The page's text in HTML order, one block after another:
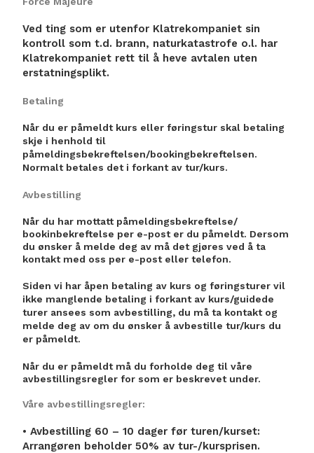
Ved ting som er utenfor Klatrekompaniet sin
kontroll som t.d. brann, naturkatastrofe o.l. har
Klatrekompaniet rett til å heve avtalen uten
erstatningsplikt.
Betaling
Når du er påmeldt kurs eller føringstur skal betaling
skje i henhold til
påmeldingsbekreftelsen/bookingbekreftelsen.
Normalt betales det i forkant av tur/kurs.
Avbestilling
Når du har mottatt påmeldingsbekreftelse/
bookinbekreftelse per e-post er du påmeldt. Dersom
du ønsker å melde deg av må det gjøres ved å ta
kontakt med oss per e-post eller telefon.
Siden vi har åpen betaling av kurs og føringsturer vil
ikke manglende betaling i forkant av kurs/guidede
turer ansees som avbestilling, du må ta kontakt og
melde deg av om du ønsker å avbestille tur/kurs du
er påmeldt.
Når du er påmeldt må du forholde deg til våre
avbestillingsregler for som er beskrevet under.
Våre avbestillingsregler:
• Avbestilling 60 – 10 dager før turen/kurset:
Arrangøren beholder 50% av tur-/kursprisen.